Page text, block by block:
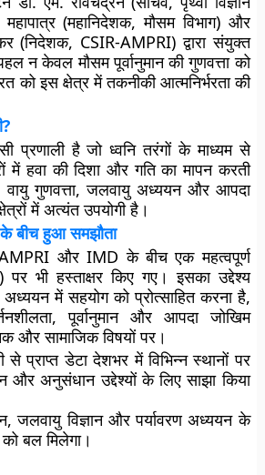
(महानिदेशक, मौसम विभाग) और
(निदेशक, CSIR-AMPRI) द्वारा संयुक्त
न केवल मौसम पूर्वानुमान की गुणवत्ता को
को इस क्षेत्र में तकनीकी आत्मनिर्भरता की
प्रणाली है जो ध्वनि तरंगों के माध्यम से
हवा की दिशा और गति का मापन करती
गुणवत्ता, जलवायु अध्ययन और आपदा
में अत्यंत उपयोगी है।
बीच हुआ समझौता
और IMD के बीच एक महत्वपूर्ण
पर भी हस्ताक्षर किए गए। इसका उद्देश्य
में सहयोग को प्रोत्साहित करना है,
पूर्वानुमान और आपदा जोखिम
और सामाजिक विषयों पर।
से प्राप्त डेटा देशभर में विभिन्न स्थानों पर
और अनुसंधान उद्देश्यों के लिए साझा किया
जलवायु विज्ञान और पर्यावरण अध्ययन के
बल मिलेगा।